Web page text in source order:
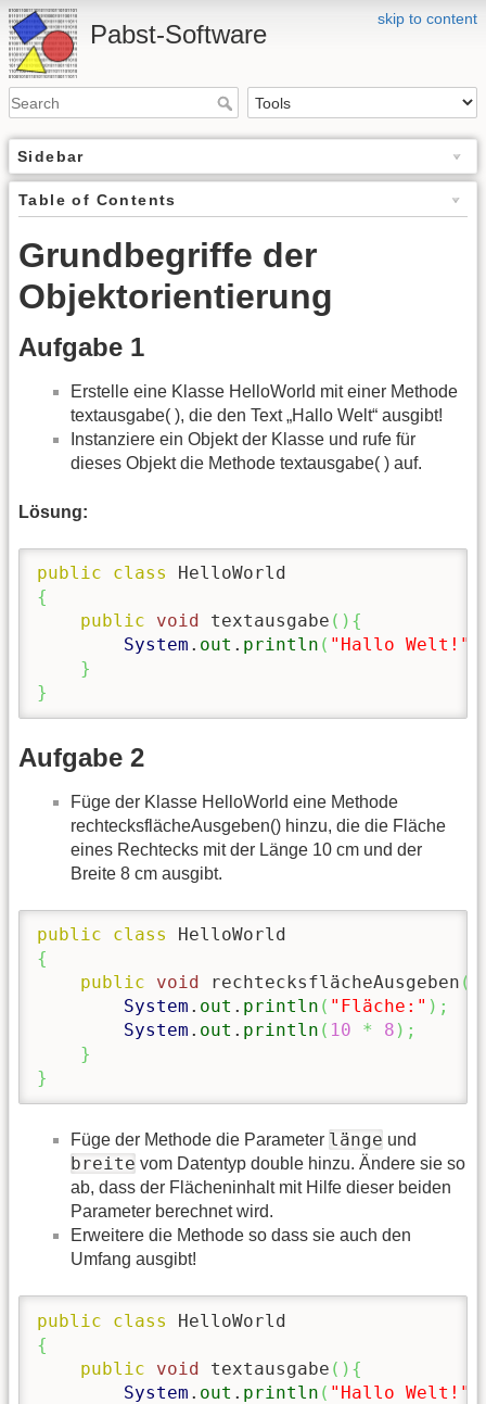
skip to content
Pabst-Software
Sidebar
Table of Contents
Grundbegriffe der
Objektorientierung
Aufgabe 1
Erstelle eine Klasse HelloWorld mit einer Methode
textausgabe( ), die den Text „Hallo Welt“ ausgibt!
Instanziere ein Objekt der Klasse und rufe für
dieses Objekt die Methode textausgabe( ) auf.
Lösung:
public class
{
public
void textausgabe ( ) {
System . out . println ( "Hallo Welt!"
}
}
Aufgabe 2
Füge der Klasse HelloWorld eine Methode
rechtecksflächeAusgeben() hinzu, die die Fläche
eines Rechtecks mit der Länge 10 cm und der
Breite 8 cm ausgibt.
public class
{
public
void rechtecksflächeAusgeben (
System . out . println ( "Fläche:" ) ;
System . out . println ( 10 * 8 ) ;
}
}
Füge der Methode die Parameter länge und
breite vom Datentyp double hinzu. Ändere sie so
ab, dass der Flächeninhalt mit Hilfe dieser beiden
Parameter berechnet wird.
Erweitere die Methode so dass sie auch den
Umfang ausgibt!
public class
{
public
void textausgabe ( ) {
System . out . println ( "Hallo Welt!"